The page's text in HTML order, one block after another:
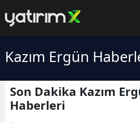
Kazım Ergün
Son Dakika Kazım
Haberleri